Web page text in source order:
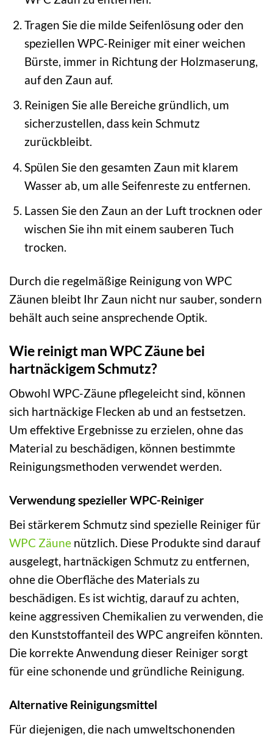
Tragen Sie die milde Seifenlösung oder den
speziellen WPC-Reiniger mit einer weichen
Bürste, immer in Richtung der Holzmaserung,
auf den Zaun auf.
Reinigen Sie alle Bereiche gründlich, um
sicherzustellen, dass kein Schmutz
zurückbleibt.
Spülen Sie den gesamten Zaun mit klarem
Wasser ab, um alle Seifenreste zu entfernen.
Lassen Sie den Zaun an der Luft trocknen oder
wischen Sie ihn mit einem sauberen Tuch
trocken.
Durch die regelmäßige Reinigung von WPC
Zäunen bleibt Ihr Zaun nicht nur sauber, sondern
behält auch seine ansprechende Optik.
Wie reinigt man WPC Zäune bei
hartnäckigem Schmutz?
Obwohl WPC-Zäune pflegeleicht sind, können
sich hartnäckige Flecken ab und an festsetzen.
Um effektive Ergebnisse zu erzielen, ohne das
Material zu beschädigen, können bestimmte
Reinigungsmethoden verwendet werden.
Verwendung spezieller WPC-Reiniger
Bei stärkerem Schmutz sind spezielle Reiniger für
WPC Zäune nützlich. Diese Produkte sind darauf
ausgelegt, hartnäckigen Schmutz zu entfernen,
ohne die Oberfläche des Materials zu
beschädigen. Es ist wichtig, darauf zu achten,
keine aggressiven Chemikalien zu verwenden, die
den Kunststoffanteil des WPC angreifen könnten.
Die korrekte Anwendung dieser Reiniger sorgt
für eine schonende und gründliche Reinigung.
Alternative Reinigungsmittel
Für diejenigen, die nach umweltschonenden